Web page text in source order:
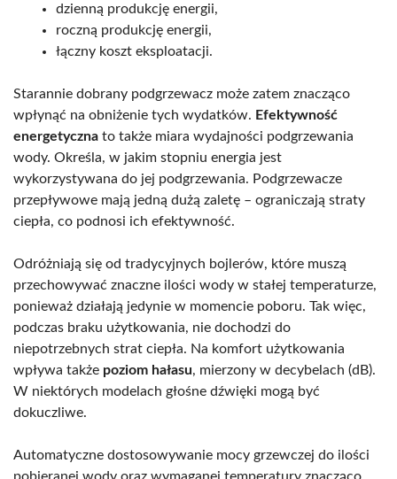
dzienną produkcję energii,
roczną produkcję energii,
łączny koszt eksploatacji.
Starannie dobrany podgrzewacz może zatem znacząco
wpłynąć na obniżenie tych wydatków. Efektywność
energetyczna to także miara wydajności podgrzewania
wody. Określa, w jakim stopniu energia jest
wykorzystywana do jej podgrzewania. Podgrzewacze
przepływowe mają jedną dużą zaletę – ograniczają straty
ciepła, co podnosi ich efektywność.
Odróżniają się od tradycyjnych bojlerów, które muszą
przechowywać znaczne ilości wody w stałej temperaturze,
ponieważ działają jedynie w momencie poboru. Tak więc,
podczas braku użytkowania, nie dochodzi do
niepotrzebnych strat ciepła. Na komfort użytkowania
wpływa także poziom hałasu, mierzony w decybelach (dB).
W niektórych modelach głośne dźwięki mogą być
dokuczliwe.
Automatyczne dostosowywanie mocy grzewczej do ilości